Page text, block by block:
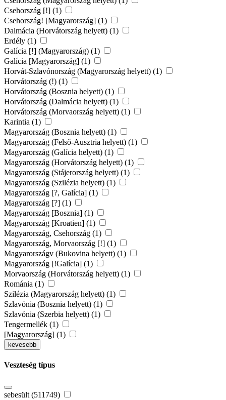
Csehország [!] (1)
Csehország! [Magyarország] (1)
Dalmácia (Horvátország helyett) (1)
Erdély (1)
Galícia [!] (Magyarország) (1)
Galícia [Magyarország] (1)
Horvát-Szlavónország (Magyarország helyett) (1)
Horvátország (!) (1)
Horvátország (Bosznia helyett) (1)
Horvátország (Dalmácia helyett) (1)
Horvátország (Morvaország helyett) (1)
Karintia (1)
Magyarország (Bosznia helyett) (1)
Magyarország (Felső-Ausztria helyett) (1)
Magyarország (Galícia helyett) (1)
Magyarország (Horvátország helyett) (1)
Magyarország (Stájerország helyett) (1)
Magyarország (Szilézia helyett) (1)
Magyarország [?, Galícia] (1)
Magyarország [?] (1)
Magyarország [Bosznia] (1)
Magyarország [Kroatien] (1)
Magyarország, Csehország (1)
Magyarország, Morvaország [!] (1)
Magyarországv (Bukovina helyett) (1)
Magyarország [!Galícia] (1)
Morvaország (Horvátország helyett) (1)
Románia (1)
Szilézia (Magyarország helyett) (1)
Szlavónia (Bosznia helyett) (1)
Szlavónia (Szerbia helyett) (1)
Tengermellék (1)
[Magyarország] (1)
kevesebb
Veszteség típus
sebesült (511749)